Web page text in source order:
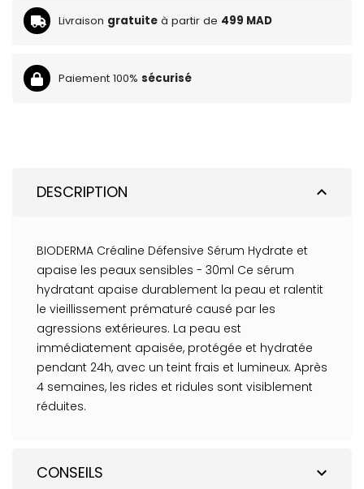
Livraison gratuite à partir de 499 MAD
Paiement 100% sécurisé
expand_less
DESCRIPTION
BIODERMA Créaline Défensive Sérum Hydrate et
apaise les peaux sensibles - 30ml Ce sérum
hydratant apaise durablement la peau et ralentit
le vieillissement prématuré causé par les
agressions extérieures. La peau est
immédiatement apaisée, protégée et hydratée
pendant 24h, avec un teint frais et lumineux. Après
4 semaines, les rides et ridules sont visiblement
réduites.
expand_more
CONSEILS